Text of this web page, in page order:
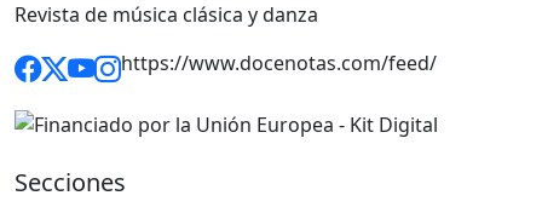
Revista de música clásica y danza
https://www.docenotas.com/feed/
Secciones